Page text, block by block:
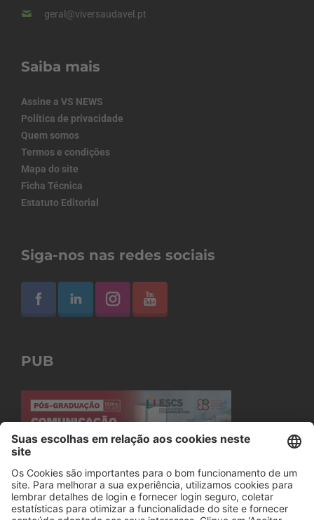
geral@viversaudavel.pt
Saiba mais
Assine a VS NEWS
Política de privacidade
Quem somos
Termos e condições
Mapa do site
Ficha Técnica
Estatuto Editorial
Siga-nos nas redes sociais
PUB